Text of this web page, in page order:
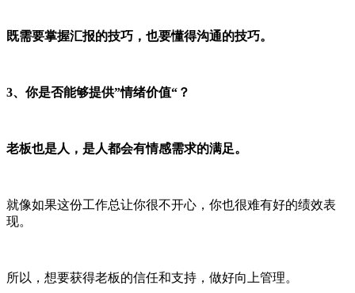
既需要掌握汇报的技巧，也要懂得沟通的技巧。
3、你是否能够提供”情绪价值“？
老板也是人，是人都会有情感需求的满足。
就像如果这份工作总让你很不开心，你也很难有好的绩效表
现。
所以，想要获得老板的信任和支持，做好向上管理。